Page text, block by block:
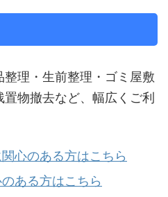
理・生前整理・ゴミ屋敷
物撤去など、幅広くご利
心のある方はこちら
ある方はこちら